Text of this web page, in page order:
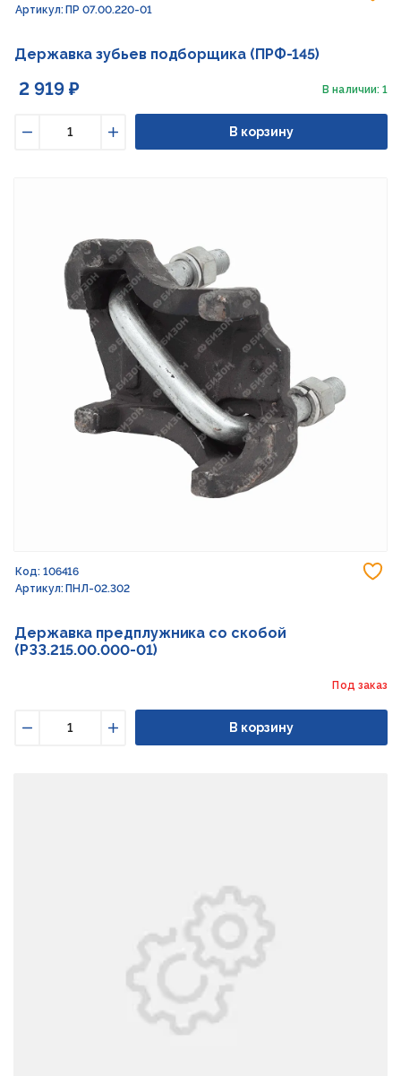
Артикул: ПР 07.00.220-01
Державка зубьев подборщика (ПРФ-145)
2 919 ₽ В наличии: 1
Увеличить
В корзину
Код: 106416
Артикул: ПНЛ-02.302
Державка предплужника со скобой
(РЗЗ.215.00.000-01)
Под заказ
Увеличить
В корзину